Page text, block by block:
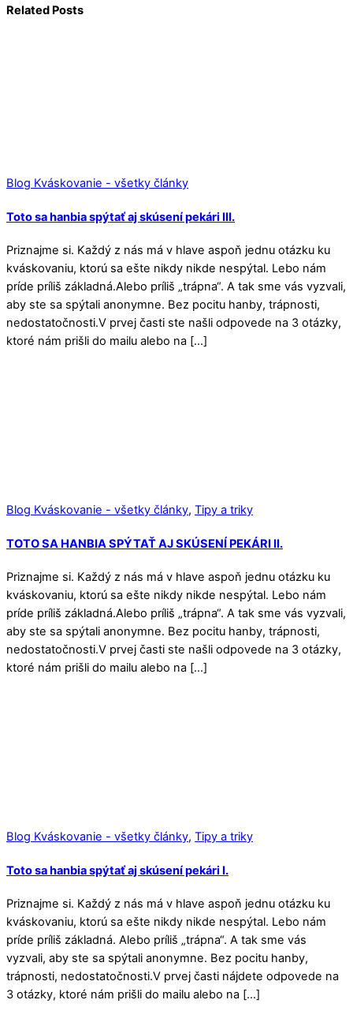
Related Posts
Blog Kváskovanie - všetky články
Toto sa hanbia spýtať aj skúsení pekári III.
Priznajme si. Každý z nás má v hlave aspoň jednu otázku ku
kváskovaniu, ktorú sa ešte nikdy nikde nespýtal. Lebo nám
príde príliš základná.Alebo príliš „trápna“. A tak sme vás vyzvali,
aby ste sa spýtali anonymne. Bez pocitu hanby, trápnosti,
nedostatočnosti.V prvej časti ste našli odpovede na 3 otázky,
ktoré nám prišli do mailu alebo na […]
Blog Kváskovanie - všetky články, Tipy a triky
TOTO SA HANBIA SPÝTAŤ AJ SKÚSENÍ PEKÁRI II.
Priznajme si. Každý z nás má v hlave aspoň jednu otázku ku
kváskovaniu, ktorú sa ešte nikdy nikde nespýtal. Lebo nám
príde príliš základná.Alebo príliš „trápna“. A tak sme vás vyzvali,
aby ste sa spýtali anonymne. Bez pocitu hanby, trápnosti,
nedostatočnosti.V prvej časti ste našli odpovede na 3 otázky,
ktoré nám prišli do mailu alebo na […]
Blog Kváskovanie - všetky články, Tipy a triky
Toto sa hanbia spýtať aj skúsení pekári I.
Priznajme si. Každý z nás má v hlave aspoň jednu otázku ku
kváskovaniu, ktorú sa ešte nikdy nikde nespýtal. Lebo nám
príde príliš základná. Alebo príliš „trápna“. A tak sme vás
vyzvali, aby ste sa spýtali anonymne. Bez pocitu hanby,
trápnosti, nedostatočnosti.V prvej časti nájdete odpovede na
3 otázky, ktoré nám prišli do mailu alebo na […]